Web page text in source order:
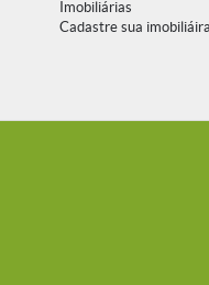
Imobiliárias
Cadastre sua imobiliáira